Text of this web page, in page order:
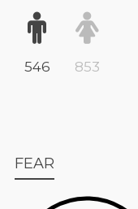
546 853
FEAR